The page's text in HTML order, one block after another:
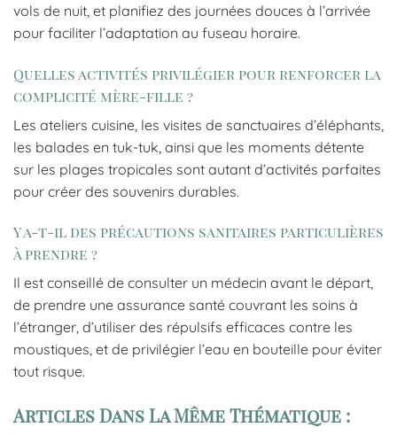
vols de nuit, et planifiez des journées douces à l’arrivée
pour faciliter l’adaptation au fuseau horaire.
Quelles activités privilégier pour renforcer la
complicité mère-fille ?
Les ateliers cuisine, les visites de sanctuaires d’éléphants,
les balades en tuk-tuk, ainsi que les moments détente
sur les plages tropicales sont autant d’activités parfaites
pour créer des souvenirs durables.
Y a-t-il des précautions sanitaires particulières
à prendre ?
Il est conseillé de consulter un médecin avant le départ,
de prendre une assurance santé couvrant les soins à
l’étranger, d’utiliser des répulsifs efficaces contre les
moustiques, et de privilégier l’eau en bouteille pour éviter
tout risque.
Articles Dans La Même Thématique :